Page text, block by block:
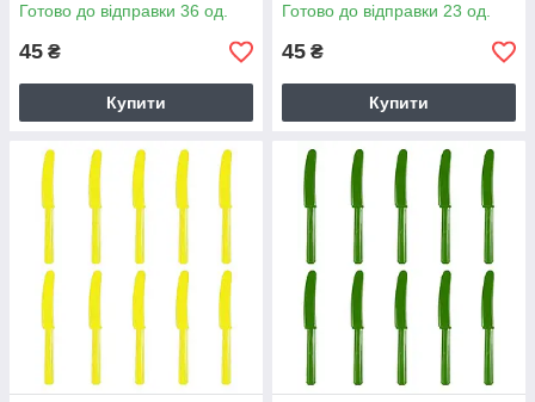
Готово до відправки 36 од.
45 ₴
Купити
Готово до відправки 23 од.
45 ₴
Купити